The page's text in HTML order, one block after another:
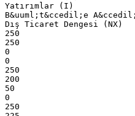
Yatırımlar (I)
B&uuml;t&ccedil;e
Dış Ticaret Dengesi (NX)
250
250
0
0
250
200
50
0
250